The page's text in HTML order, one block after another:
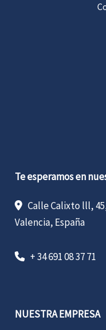
Te esperamos en
Calle Calixto lll,
Valencia, España
+ 34 691 08 37 71
NUESTRA EMPRESA